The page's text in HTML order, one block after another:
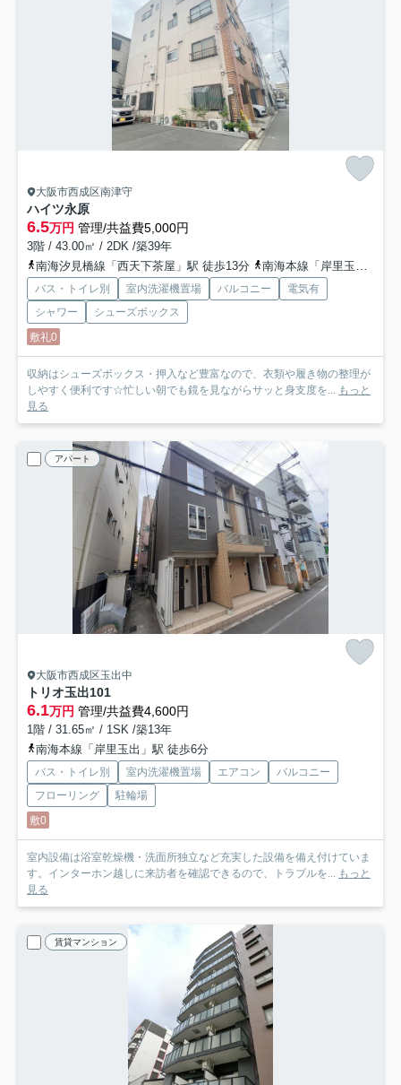
大阪市西成区南津守
ハイツ永原
6.5万円 管理/共益費5,000円
3階 / 43.00㎡ / 2DK /築39年
南海汐見橋線「西天下茶屋」駅 徒歩13分
南海本線「岸里玉出」駅 徒歩17分
バス・トイレ別 室内洗濯機置場 バルコニー
電気有
シャワー
シューズボックス
敷礼0
収納はシューズボックス・押入など豊富なので、衣類や履き物の整理が
しやすく便利です☆忙しい朝でも鏡を見ながらサッと身支度を... もっと
見る
アパート
大阪市西成区玉出中
トリオ玉出101
6.1万円 管理/共益費4,600円
1階 / 31.65㎡ / 1SK /築13年
南海本線「岸里玉出」駅 徒歩6分
バス・トイレ別 室内洗濯機置場 エアコン
バルコニー
フローリング
駐輪場
敷0
室内設備は浴室乾燥機・洗面所独立など充実した設備を備え付けていま
す。インターホン越しに来訪者を確認できるので、トラブルを... もっと
見る
賃貸マンション